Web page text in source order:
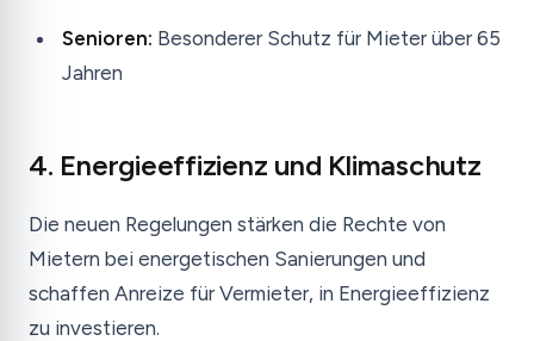
Senioren: Besonderer Schutz für Mieter über 65
Jahren
4. Energieeffizienz und Klimaschutz
Die neuen Regelungen stärken die Rechte von
Mietern bei energetischen Sanierungen und
schaffen Anreize für Vermieter, in Energieeffizienz
zu investieren.